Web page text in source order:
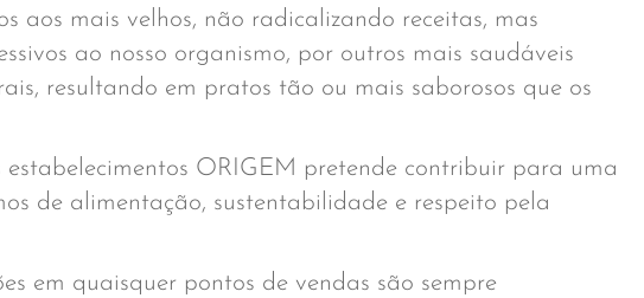
aos mais velhos, não radicalizando receitas, mas
ao nosso organismo, por outros mais saudáveis
resultando em pratos tão ou mais saborosos que os
ORIGEM pretende contribuir para uma
de alimentação, sustentabilidade e respeito pela
em quaisquer pontos de vendas são sempre